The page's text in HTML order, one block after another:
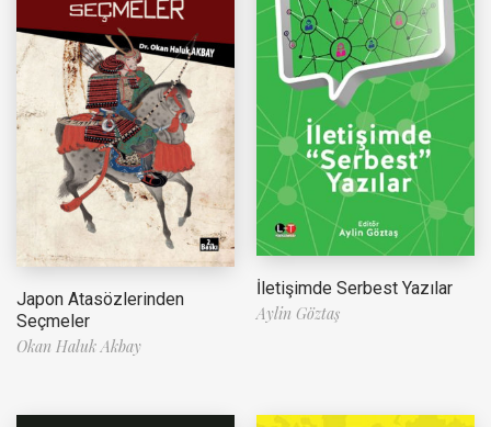
Japon Atasözlerinden
Seçmeler
Okan Haluk Akbay
İletişimde Serbest Yazılar
Aylin Göztaş